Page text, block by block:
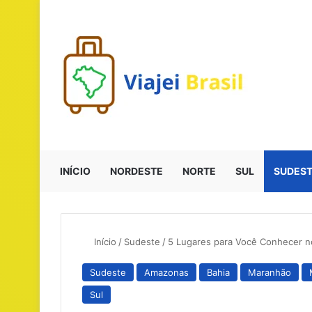
INÍCIO NORDESTE NORTE SUL
Início / Sudeste / 5 Lugares para Você Conhecer
Sudeste Amazonas Bahia Maranhão
Sul